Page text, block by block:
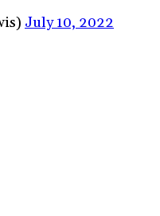
July 10, 2022